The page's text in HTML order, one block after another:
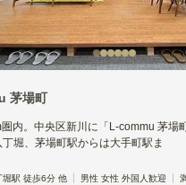
茅場町
内。中央区新川に「L-commu 茅場
堀、茅場町駅からは大手町駅ま
堀駅 徒歩6分 他
男性 女性 外国人歓迎